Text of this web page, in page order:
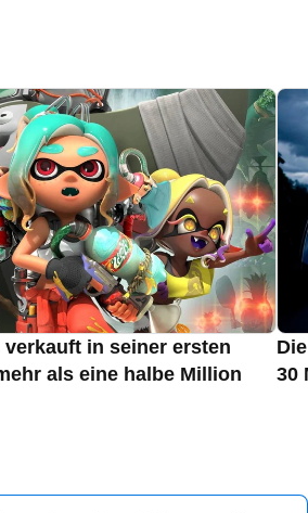
in seiner ersten
als eine halbe Million
30